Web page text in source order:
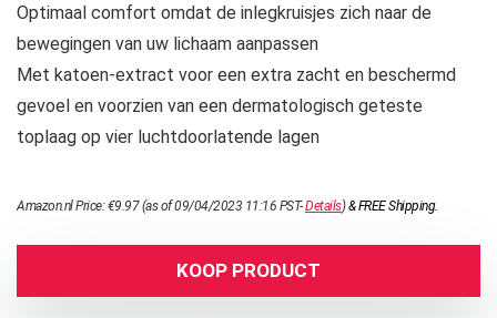
Optimaal comfort omdat de inlegkruisjes zich naar de
bewegingen van uw lichaam aanpassen
Met katoen-extract voor een extra zacht en beschermd
gevoel en voorzien van een dermatologisch geteste
toplaag op vier luchtdoorlatende lagen
Amazon.nl Price:€9.97(as of 09/04/2023 11:16 PST-Details)&FREE Shipping.
KOOP PRODUCT